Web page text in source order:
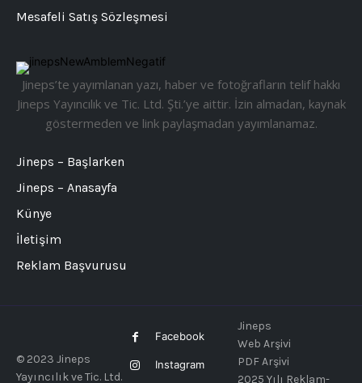
Jineps’te yayımlanan yazı, haber ve fotoğrafların telif hakkı
Jineps Yayıncılık ve Tic. Ltd. Şti.’ye aittir. İzin almadan, kaynak
göstermeden ve link paylaşmadan yayımlanamaz.
Jineps – Başlarken
Jineps – Anasayfa
Künye
İletişim
Reklam Başvurusu
Mesafeli Satış Sözleşmesi
© 2023 Jineps
Yayıncılık ve Tic. Ltd.
Facebook
Instagram
Jineps
Web Arşivi
PDF Arşivi
2025 Yılı Reklam-